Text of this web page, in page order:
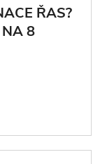
ŘAS?
NA 8